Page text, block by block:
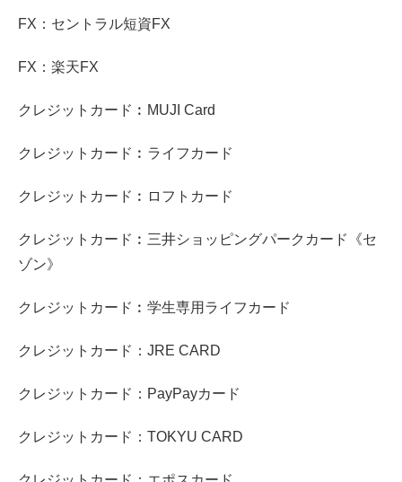
FX：セントラル短資FX
FX：楽天FX
クレジットカード︰MUJI Card
クレジットカード︰ライフカード
クレジットカード︰ロフトカード
クレジットカード︰三井ショッピングパークカード《セ
ゾン》
クレジットカード︰学生専用ライフカード
クレジットカード：JRE CARD
クレジットカード：PayPayカード
クレジットカード：TOKYU CARD